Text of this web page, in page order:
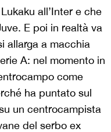
all’Inter e che
E poi in realtà va
allarga a macchia
A: nel momento in
come
ha puntato sul
un centrocampista
del serbo ex